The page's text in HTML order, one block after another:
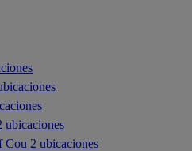
ubicaciones
Cou 2 ubicaciones